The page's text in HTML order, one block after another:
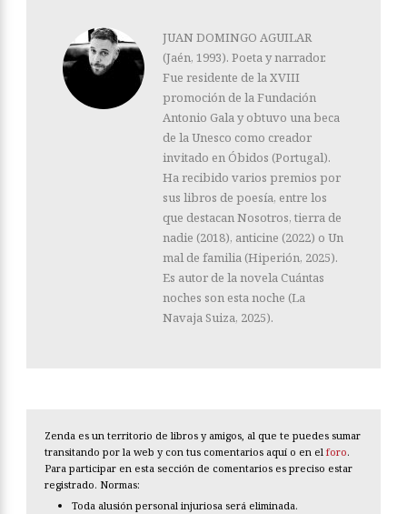
JUAN DOMINGO AGUILAR
(Jaén, 1993). Poeta y narrador.
Fue residente de la XVIII
promoción de la Fundación
Antonio Gala y obtuvo una beca
de la Unesco como creador
invitado en Óbidos (Portugal).
Ha recibido varios premios por
sus libros de poesía, entre los
que destacan Nosotros, tierra de
nadie (2018), anticine (2022) o Un
mal de familia (Hiperión, 2025).
Es autor de la novela Cuántas
noches son esta noche (La
Navaja Suiza, 2025).
Zenda es un territorio de libros y amigos, al que te puedes sumar
transitando por la web y con tus comentarios aquí o en el foro.
Para participar en esta sección de comentarios es preciso estar
registrado. Normas:
Toda alusión personal injuriosa será eliminada.